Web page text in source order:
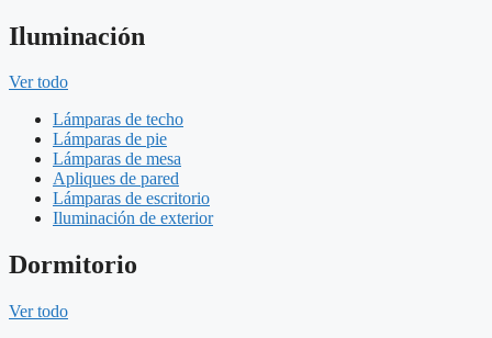
Iluminación
Ver todo
Lámparas de techo
Lámparas de pie
Lámparas de mesa
Apliques de pared
Lámparas de escritorio
Iluminación de exterior
Dormitorio
Ver todo